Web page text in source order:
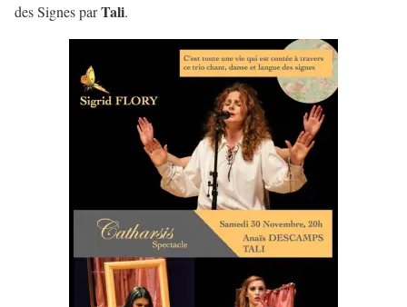
des Signes parTali.